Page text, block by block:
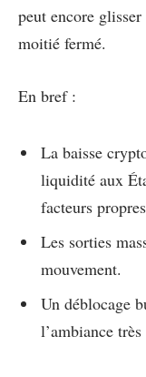
peut encore
moitié fermé.
En bref :
La baisse
liquidité aux
facteurs
Les sorties
mouvement.
Un déblocage
l’ambiance